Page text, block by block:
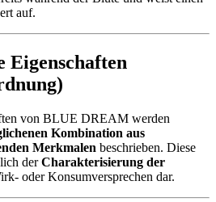
auf.
Eigenschaften
von BLUE DREAM werden
Kombination aus
Merkmalen beschrieben. Diese
derCharakterisierung der
oder Konsumversprechen dar.